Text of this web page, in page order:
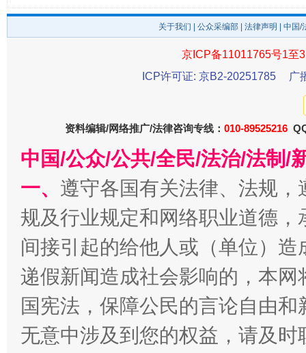
法徽映军营 权益有保障
一批国家标准开始实施
关于我们 公众采编部 法律声明 | 中国
京ICP备11011765号1至
ICP许可证: 京B2-20251785
广
资料编辑/网络推广/法律咨询专线： 010-89525216
中国/公众/公共/全民/法治/法制/
一、 遵守各国有关法律、法规
规及行业规定和网络职业道德
间接引起的给他人或（单位）
递假新闻造成社会影响的，本
国宪法，保障公民的言论自由
无意中涉及到您的权益，请及